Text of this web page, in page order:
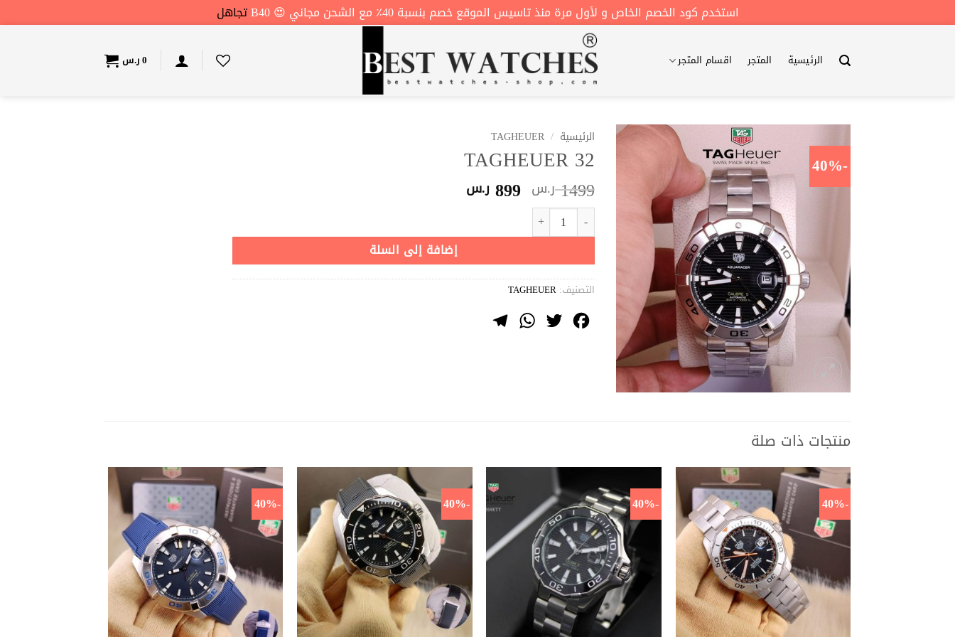
استخدم كود الخصم الخاص و لأول مرة منذ تاسيس الموقع خصم بنسبة 40٪ مع الشحن مجاني 😍 B40
تجاهل
الرئيسية المتجر اقسام المتجر 0ر.س
-40%
الرئيسية /
TAGHEUER
TAGHEUER 32
1499 ر.س السعر
الأصلي
1499 ر.س.
899 ر.س
899 ر.س.
إضافة إلى السلة
التصنيف: TAGHEUER
Facebook
Twitter
WhatsApp
منتجات ذات صلة
-40%
-40%
-40%
-40%